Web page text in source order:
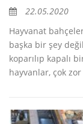
22.05.2020
Hayvanat
başka bir şey
koparılıp kapalı
hayvanlar, çok